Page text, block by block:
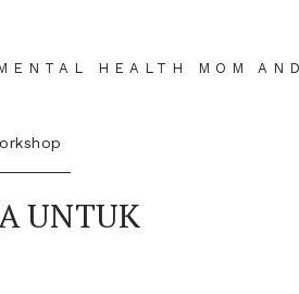
HEALTH MOM
UNTUK